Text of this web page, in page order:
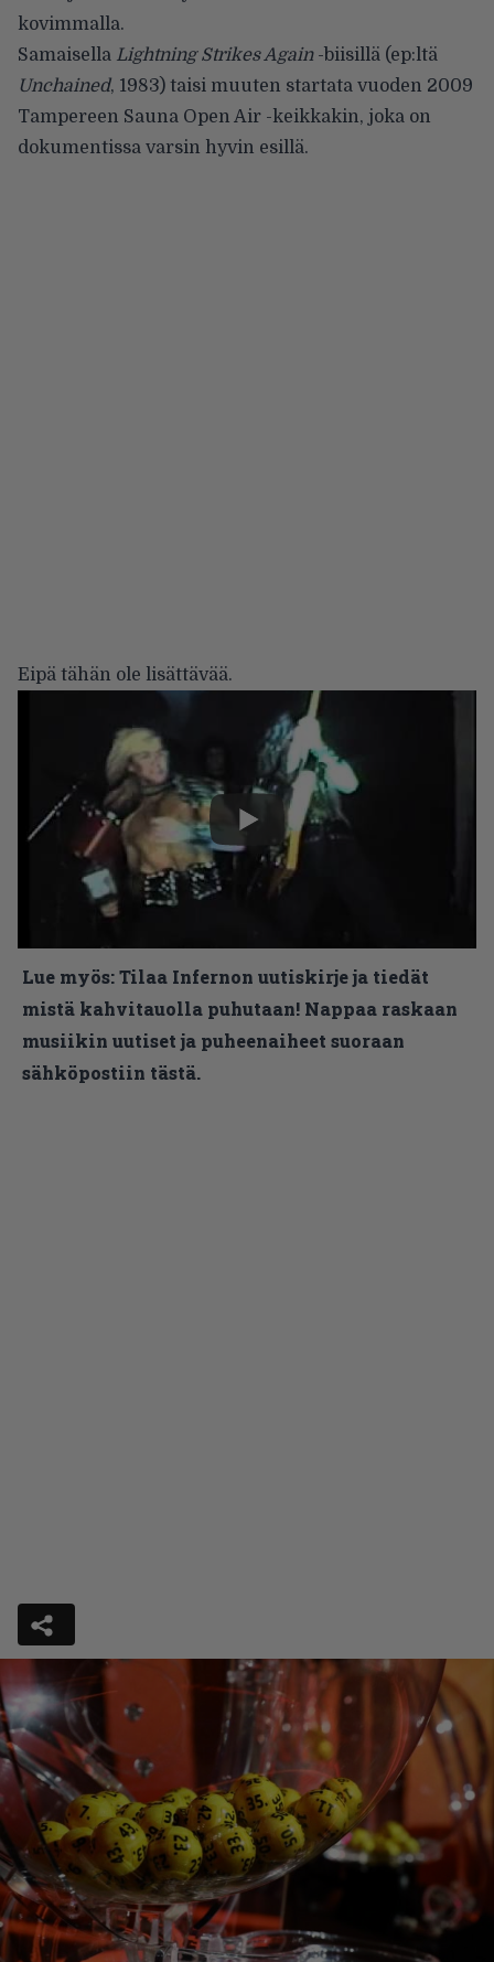
kovimmalla.
Samaisella Lightning Strikes Again-biisillä (ep:ltä
Unchained, 1983) taisi muuten startata vuoden 2009
Tampereen Sauna Open Air -keikkakin, joka on
dokumentissa varsin hyvin esillä.
Eipä tähän ole lisättävää.
Lue myös:Tilaa Infernon uutiskirje ja tiedät
mistä kahvitauolla puhutaan! Nappaa raskaan
musiikin uutiset ja puheenaiheet suoraan
sähköpostiin tästä.